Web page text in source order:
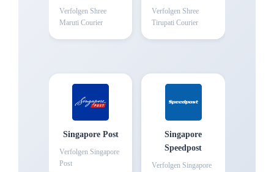
Verfolgen Shree
Maruti Courier
Verfolgen Shree
Tirupati Courier
Singapore Post
Verfolgen Singapore
Post
Singapore
Speedpost
Verfolgen Singapore